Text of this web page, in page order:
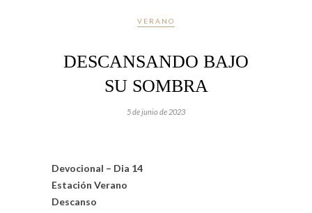
VERANO
DESCANSANDO BAJO
SU SOMBRA
5 de junio de 2023
Devocional – Dia 14
Estación Verano
Descanso